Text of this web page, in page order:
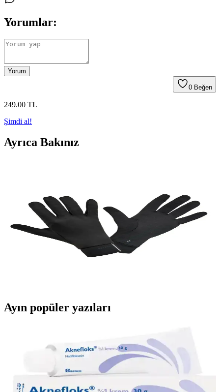
Yorumlar:
Yorum
0 Beğen
249.00 TL
Şimdi al!
Ayrıca Bakınız
AxE Sportswear'un siyah, yarım parmak polar eldiveni, yüksek
kaliteli kumaşıyla sıcaklık ve şıklığı bir arada sunar, dokunmatik
uyumu ve rahat tasarımıyla günlük ve outdoor kullanıma uygundur.
Kış Ayları İçin En İyi Dokunmatik Eldiven
Karşılaştırması ve Seçenekler
Ayın popüler yazıları